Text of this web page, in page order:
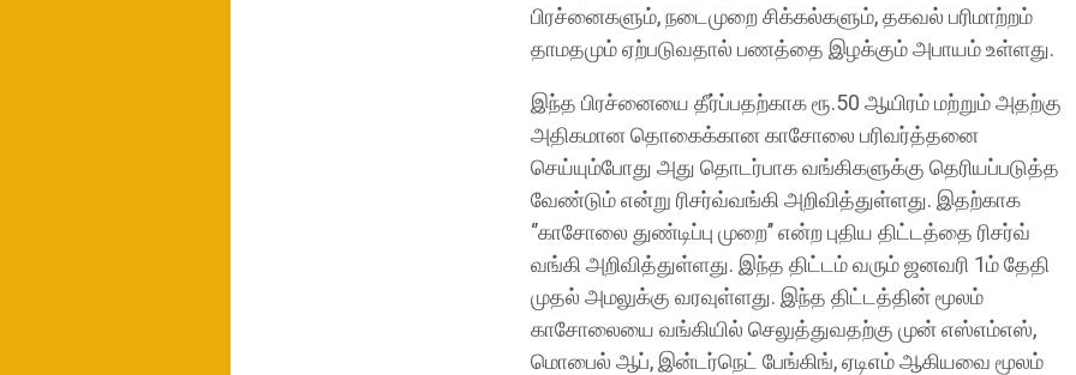
பிரச்னைகளும், நடைமுறை சிக்கல்களும், தகவல் பரிமாற்றம்
தாமதமும் ஏற்படுவதால் பணத்தை இழக்கும் அபாயம் உள்ளது.
இந்த பிரச்னையை தீர்ப்பதற்காக ரூ.50 ஆயிரம் மற்றும் அதற்கு
அதிகமான தொகைக்கான காசோலை பரிவர்த்தனை
செய்யும்போது அது தொடர்பாக வங்கிகளுக்கு தெரியப்படுத்த
வேண்டும் என்று ரிசர்வ்வங்கி அறிவித்துள்ளது. இதற்காக
‘’காசோலை துண்டிப்பு முறை’’ என்ற புதிய திட்டத்தை ரிசர்வ்
வங்கி அறிவித்துள்ளது. இந்த திட்டம் வரும் ஜனவரி 1ம் தேதி
முதல் அமலுக்கு வரவுள்ளது. இந்த திட்டத்தின் மூலம்
காசோலையை வங்கியில் செலுத்துவதற்கு முன் எஸ்எம்எஸ்,
மொபைல் ஆப், இன்டர்நெட் பேங்கிங், ஏடிஎம் ஆகியவை மூலம்